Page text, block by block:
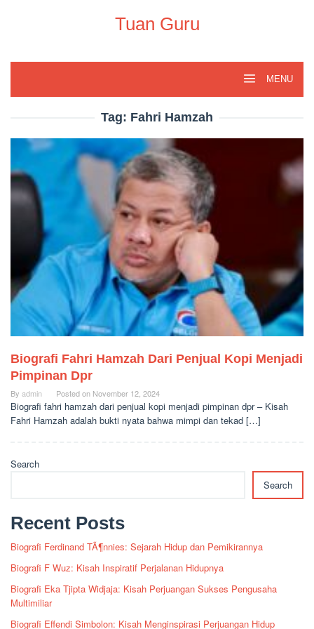
Tuan Guru
MENU
Tag: Fahri Hamzah
Biografi Fahri Hamzah Dari Penjual Kopi Menjadi
Pimpinan Dpr
By admin Posted on November 12, 2024
Biografi fahri hamzah dari penjual kopi menjadi pimpinan dpr – Kisah
Fahri Hamzah adalah bukti nyata bahwa mimpi dan tekad […]
Search
Search
Recent Posts
Biografi Ferdinand TÃ¶nnies: Sejarah Hidup dan Pemikirannya
Biografi F Wuz: Kisah Inspiratif Perjalanan Hidupnya
Biografi Eka Tjipta Widjaja: Kisah Perjuangan Sukses Pengusaha
Multimiliar
Biografi Effendi Simbolon: Kisah Menginspirasi Perjuangan Hidup